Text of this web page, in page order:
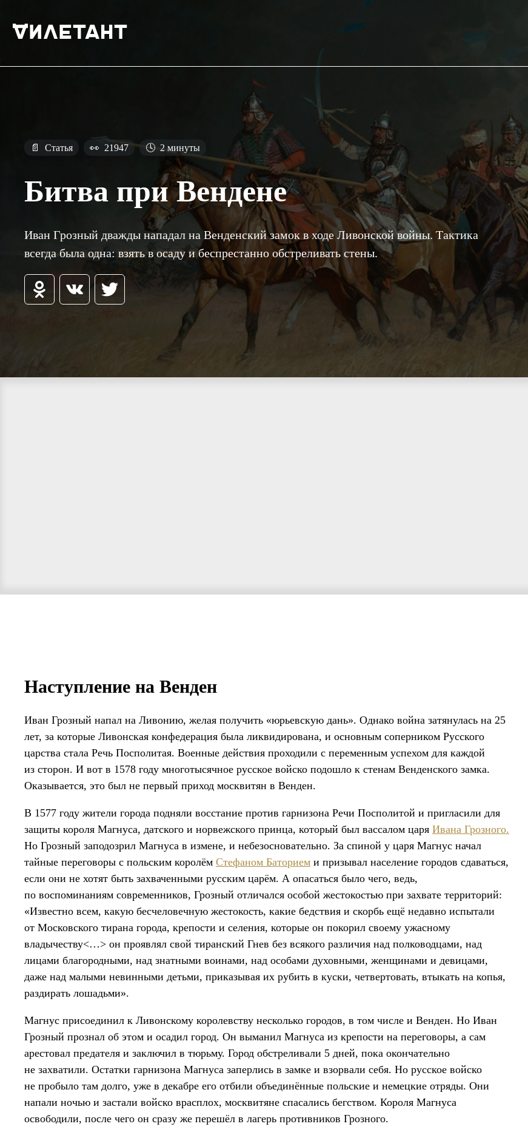
📄 Статья 👀 21947 🕓 2 минуты
Битва при Вендене
Иван Грозный дважды нападал на Венденский замок в ходе Ливонской войны. Тактика
всегда была одна: взять в осаду и беспрестанно обстреливать стены.
Наступление на Венден
Иван Грозный напал на Ливонию, желая получить «юрьевскую дань». Однако война затянулась на 25
лет, за которые Ливонская конфедерация была ликвидирована, и основным соперником Русского
царства стала Речь Посполитая. Военные действия проходили с переменным успехом для каждой
из сторон. И вот в 1578 году многотысячное русское войско подошло к стенам Венденского замка.
Оказывается, это был не первый приход москвитян в Венден.
В 1577 году жители города подняли восстание против гарнизона Речи Посполитой и пригласили для
защиты короля Магнуса, датского и норвежского принца, который был вассалом царя Ивана Грозного.
Но Грозный заподозрил Магнуса в измене, и небезосновательно. За спиной у царя Магнус начал
тайные переговоры с польским королём Стефаном Баторием и призывал население городов сдаваться,
если они не хотят быть захваченными русским царём. А опасаться было чего, ведь,
по воспоминаниям современников, Грозный отличался особой жестокостью при захвате территорий:
«Известно всем, какую бесчеловечную жестокость, какие бедствия и скорбь ещё недавно испытали
от Московского тирана города, крепости и селения, которые он покорил своему ужасному
владычеству<…> он проявлял свой тиранский Гнев без всякого различия над полководцами, над
лицами благородными, над знатными воинами, над особами духовными, женщинами и девицами,
даже над малыми невинными детьми, приказывая их рубить в куски, четвертовать, втыкать на копья,
раздирать лошадьми».
Магнус присоединил к Ливонскому королевству несколько городов, в том числе и Венден. Но Иван
Грозный прознал об этом и осадил город. Он выманил Магнуса из крепости на переговоры, а сам
арестовал предателя и заключил в тюрьму. Город обстреливали 5 дней, пока окончательно
не захватили. Остатки гарнизона Магнуса заперлись в замке и взорвали себя. Но русское войско
не пробыло там долго, уже в декабре его отбили объединённые польские и немецкие отряды. Они
напали ночью и застали войско врасплох, москвитяне спасались бегством. Короля Магнуса
освободили, после чего он сразу же перешёл в лагерь противников Грозного.